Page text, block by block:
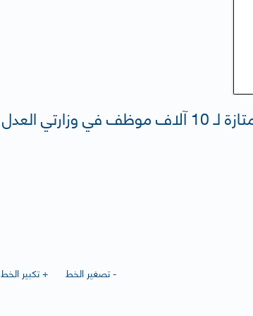
جريدة السياسة : مكافآت الممتازة لـ 10 آلاف موظف في وزارتي العدل
+ تكبير الخط
- تصغير الخط